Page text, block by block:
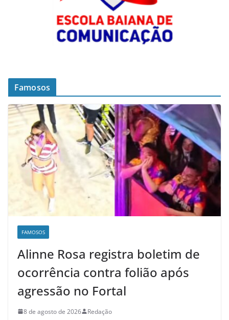
Famosos
FAMOSOS
Alinne Rosa registra boletim de
ocorrência contra folião após
agressão no Fortal
8 de agosto de 2026 Redação